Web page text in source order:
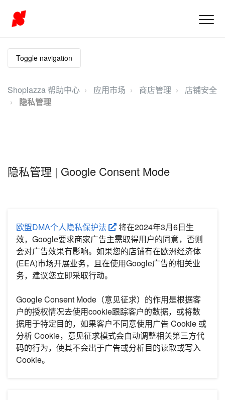
Toggle navigation
Shoplazza 帮助中心 应用市场 商店管理
店铺安全
隐私管理
隐私管理 | Google Consent Mode
欧盟DMA个人隐私保护法
将在2024年3月6日生
效，Google要求商家广告主需取得用户的同意，否则
会对广告效果有影响。如果您的店铺有在欧洲经济体
(EEA)市场开展业务，且在使用Google广告的相关业
务，建议您立即采取行动。
Google Consent Mode（意见征求）的作用是根据客
户的授权情况去使用cookie跟踪客户的数据，或将数
据用于特定目的，如果客户不同意使用广告 Cookie 或
分析 Cookie，意见征求模式会自动调整相关第三方代
码的行为，使其不会出于广告或分析目的读取或写入
Cookie。